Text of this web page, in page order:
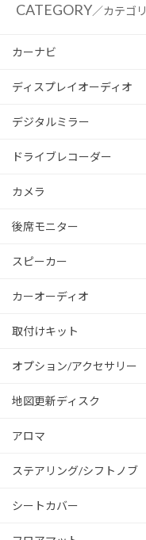
CATEGORY／カテゴリ
カーナビ
ディスプレイオーディオ
デジタルミラー
ドライブレコーダー
カメラ
後席モニター
スピーカー
カーオーディオ
取付けキット
オプション/アクセサリー
地図更新ディスク
アロマ
ステアリング/シフトノブ
シートカバー